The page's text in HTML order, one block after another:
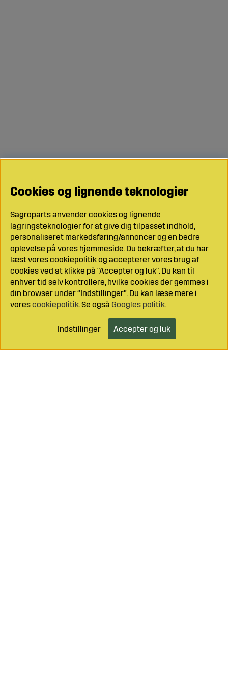
Læg i indkøbsvognen
Cookies og lignende teknologier
Sagroparts anvender cookies og lignende
lagringsteknologier for at give dig tilpasset indhold,
personaliseret markedsføring/annoncer og en bedre
oplevelse på vores hjemmeside. Du bekræfter, at du har
læst vores cookiepolitik og accepterer vores brug af
cookies ved at klikke på "Accepter og luk". Du kan til
enhver tid selv kontrollere, hvilke cookies der gemmes i
din browser under “Indstillinger”. Du kan læse mere i
vorescookiepolitik. Se også Googles politik.
Indstillinger Accepter og luk